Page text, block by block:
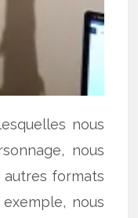
nous
nous
autres formats
nous